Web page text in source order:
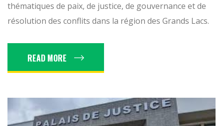
thématiques de paix, de justice, de gouvernance et de
résolution des conflits dans la région des Grands Lacs.
READ MORE